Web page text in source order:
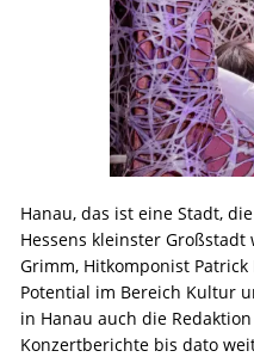
Hanau, das ist eine Stadt,
Hessens kleinster
Grimm, Hitkomponist
Potential im Bereich Kultur
in Hanau auch die
Konzertberichte bis dato